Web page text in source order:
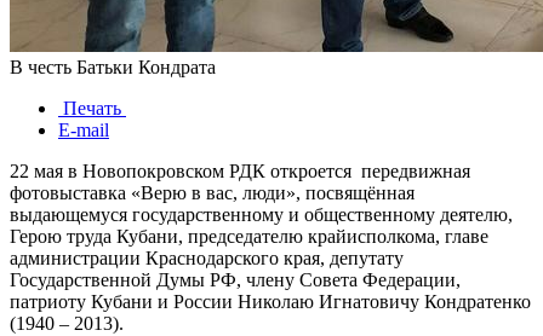
В честь Батьки Кондрата
Печать
E-mail
22 мая в Новопокровском РДК откроется передвижная
фотовыставка «Верю в вас, люди», посвящённая
выдающемуся государственному и общественному деятелю,
Герою труда Кубани, председателю крайисполкома, главе
администрации Краснодарского края, депутату
Государственной Думы РФ, члену Совета Федерации,
патриоту Кубани и России Николаю Игнатовичу Кондратенко
(1940 – 2013).